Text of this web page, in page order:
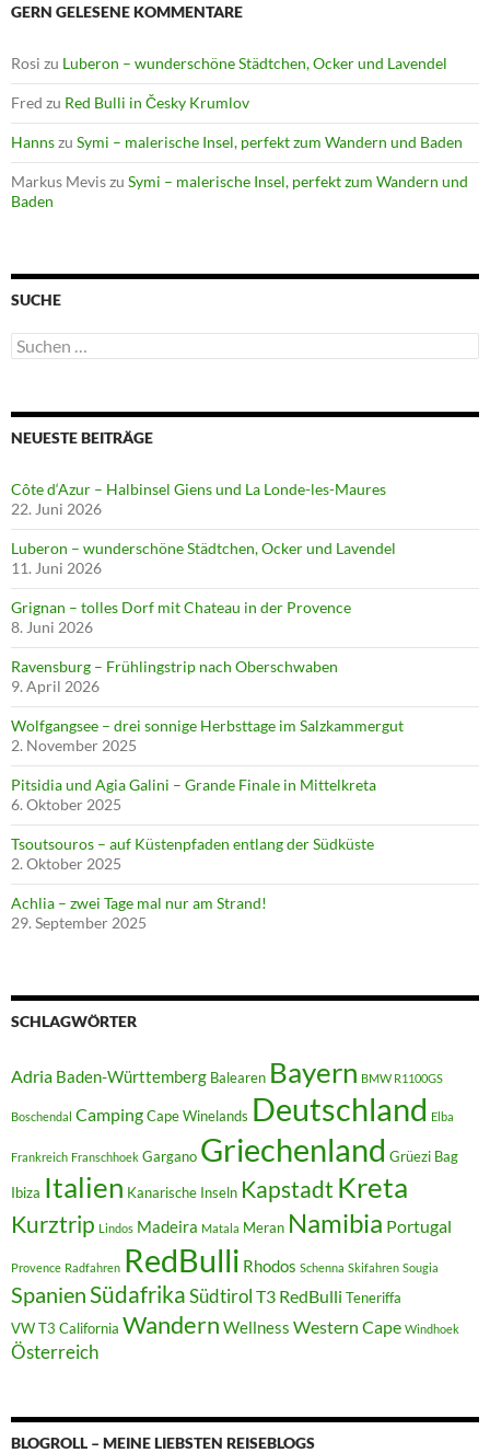
GERN GELESENE KOMMENTARE
Rosi zu Luberon – wunderschöne Städtchen, Ocker und Lavendel
Fred zu Red Bulli in Česky Krumlov
Hannszu Symi – malerische Insel, perfekt zum Wandern und Baden
Markus Meviszu Symi – malerische Insel, perfekt zum Wandern und
Baden
SUCHE
Suchen
nach:
NEUESTE BEITRÄGE
Côte d‘Azur – Halbinsel Giens und La Londe-les-Maures
22. Juni 2026
Luberon – wunderschöne Städtchen, Ocker und Lavendel
11. Juni 2026
Grignan – tolles Dorf mit Chateau in der Provence
8. Juni 2026
Ravensburg – Frühlingstrip nach Oberschwaben
9. April 2026
Wolfgangsee – drei sonnige Herbsttage im Salzkammergut
2. November 2025
Pitsidia und Agia Galini – Grande Finale in Mittelkreta
6. Oktober 2025
Tsoutsouros – auf Küstenpfaden entlang der Südküste
2. Oktober 2025
Achlia – zwei Tage mal nur am Strand!
29. September 2025
SCHLAGWÖRTER
Adria Baden-Württemberg Balearen Bayern BMW R1100GS
Boschendal CampingCape Winelands Deutschland Elba
Frankreich Franschhoek Gargano Griechenland Grüezi Bag
Ibiza Italien Kanarische Inseln Kapstadt Kreta
Kurztrip Lindos Madeira Matala Meran Namibia Portugal
Provence Radfahren RedBulli Rhodos Schenna Skifahren Sougia
SpanienSüdafrikaSüdtirol T3 RedBulli Teneriffa
VW T3 California Wandern Wellness Western Cape Windhoek
Österreich
BLOGROLL – MEINE LIEBSTEN REISEBLOGS